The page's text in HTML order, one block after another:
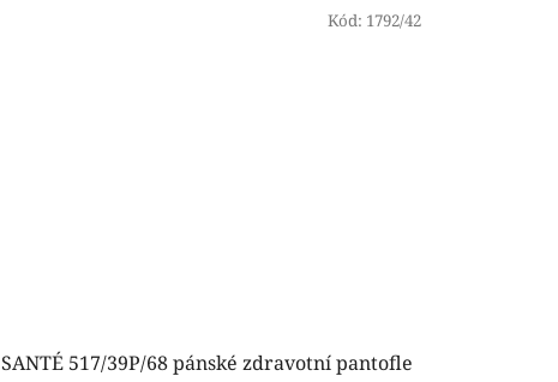
SANTÉ 517/39P/68 pánské zdravotní pantofle
Kód: 1792/42